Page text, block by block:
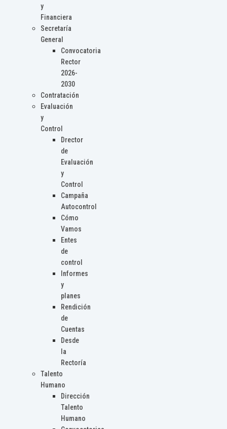
y
Financiera
Secretaría
General
Convocatoria
Rector
2026-
2030
Contratación
Evaluación
y
Control
Drector
de
Evaluación
y
Control
Campaña
Autocontrol
Cómo
Vamos
Entes
de
control
Informes
y
planes
Rendición
de
Cuentas
Desde
la
Rectoría
Talento
Humano
Dirección
Talento
Humano